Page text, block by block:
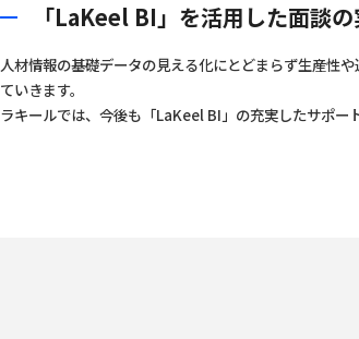
「LaKeel BI」を活用した面談
人材情報の基礎データの見える化にとどまらず生産性
ていきます。
ラキールでは、今後も「LaKeel BI」の充実したサポー